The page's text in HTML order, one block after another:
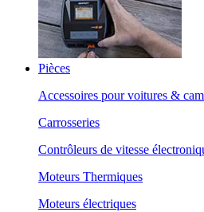
Pièces
Accessoires pour voitures &
Carrosseries
Contrôleurs de vitesse
Moteurs Thermiques
Moteurs électriques